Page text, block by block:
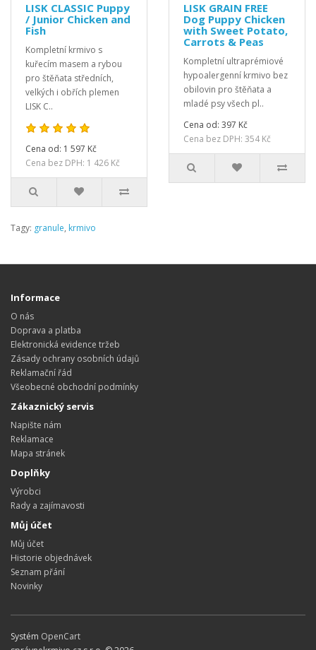
LISK CLASSIC Puppy
/ Junior Chicken and
Fish
Kompletní krmivo s
kuřecím masem a rybou
pro štěňata středních,
velkých i obřích plemen
LISK C..
Cena od: 1 597 Kč
Cena bez DPH: 1 426 Kč
LISK GRAIN FREE
Dog Puppy Chicken
with Sweet Potato,
Carrots & Peas
Kompletní ultraprémiové
hypoalergenní krmivo bez
obilovin pro štěňata a
mladé psy všech pl..
Cena od: 397 Kč
Cena bez DPH: 354 Kč
Tagy: granule, krmivo
Informace
O nás
Doprava a platba
Elektronická evidence tržeb
Zásady ochrany osobních údajů
Reklamační řád
Všeobecné obchodní podmínky
Zákaznický servis
Napište nám
Reklamace
Mapa stránek
Doplňky
Výrobci
Rady a zajímavosti
Můj účet
Můj účet
Historie objednávek
Seznam přání
Novinky
Systém OpenCart